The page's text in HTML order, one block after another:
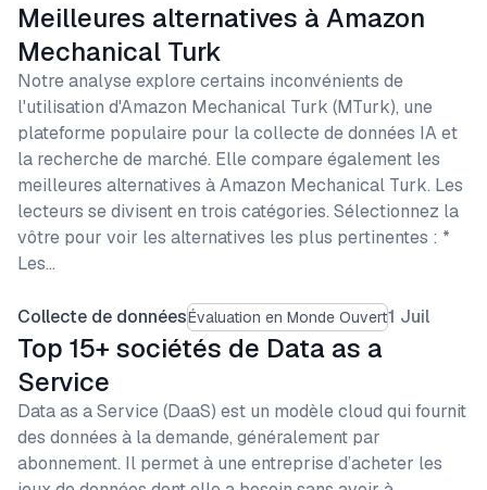
Meilleures alternatives à Amazon
Mechanical Turk
Notre analyse explore certains inconvénients de
l'utilisation d'Amazon Mechanical Turk (MTurk), une
plateforme populaire pour la collecte de données IA et
la recherche de marché. Elle compare également les
meilleures alternatives à Amazon Mechanical Turk. Les
lecteurs se divisent en trois catégories. Sélectionnez la
vôtre pour voir les alternatives les plus pertinentes : *
Les…
Collecte de donnéesÉvaluation en Monde Ouvert1 Juil
Top 15+ sociétés de Data as a
Service
Data as a Service (DaaS) est un modèle cloud qui fournit
des données à la demande, généralement par
abonnement. Il permet à une entreprise d’acheter les